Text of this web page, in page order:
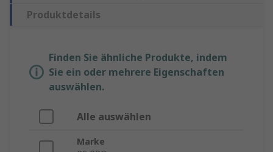
Produktdetails
Finden Sie ähnliche Produkte, indem
Sie ein oder mehrere Eigenschaften
auswählen.
Alle auswählen
Marke